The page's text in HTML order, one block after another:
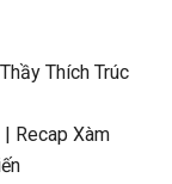
Thích Trúc
Recap Xàm